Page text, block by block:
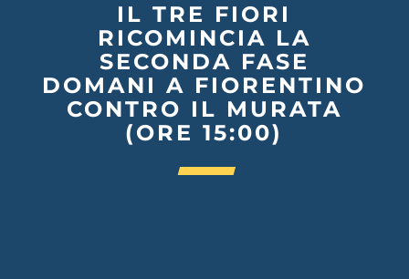
IL TRE FIORI
RICOMINCIA LA
SECONDA FASE
DOMANI A FIORENTINO
CONTRO IL MURATA
(ORE 15:00)